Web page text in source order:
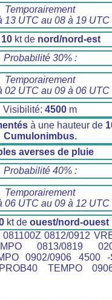
Temporairement
13 UTC au 08 à 19 UTC
10 kt de nord/nord-est
Probabilité 30% :
Temporairement
02 UTC au 09 à 06 UTC
Visibilité: 4500 m
à une hauteur de
Cumulonimbus.
averses de pluie
Probabilité 40% :
Temporairement
06 UTC au 09 à 12 UTC
kt de ouest/nord-ouest
081100Z 0812/0912
0813/0819
0902/0906 4500 -
TEMPO